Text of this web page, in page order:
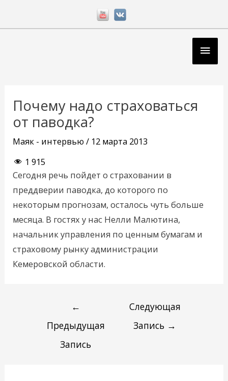
Почему надо страховаться
от паводка?
Маяк - интервью / 12 марта 2013
1 915
Сегодня речь пойдет о страховании в
преддверии паводка, до которого по
некоторым прогнозам, осталось чуть больше
месяца. В гостях у нас Нелли Малютина,
начальник управления по ценным бумагам и
страховому рынку администрации
Кемеровской области.
записям
←
Предыдущая
Запись
Следующая
Запись →